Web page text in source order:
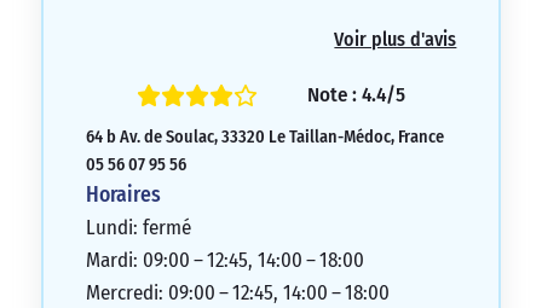
remercions pour sa confiance et pour son
soutien.
Voir plus d'avis
Note : 4.4/5
64 b Av. de Soulac, 33320 Le Taillan-Médoc, France
05 56 07 95 56
Horaires
Lundi: fermé
Mardi: 09:00 – 12:45, 14:00 – 18:00
Mercredi: 09:00 – 12:45, 14:00 – 18:00